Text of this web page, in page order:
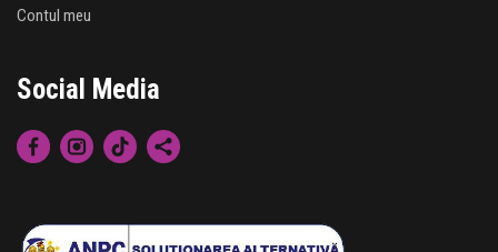
Contul meu
Social Media